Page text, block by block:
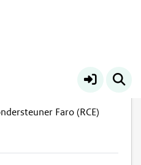
Faro (RCE)